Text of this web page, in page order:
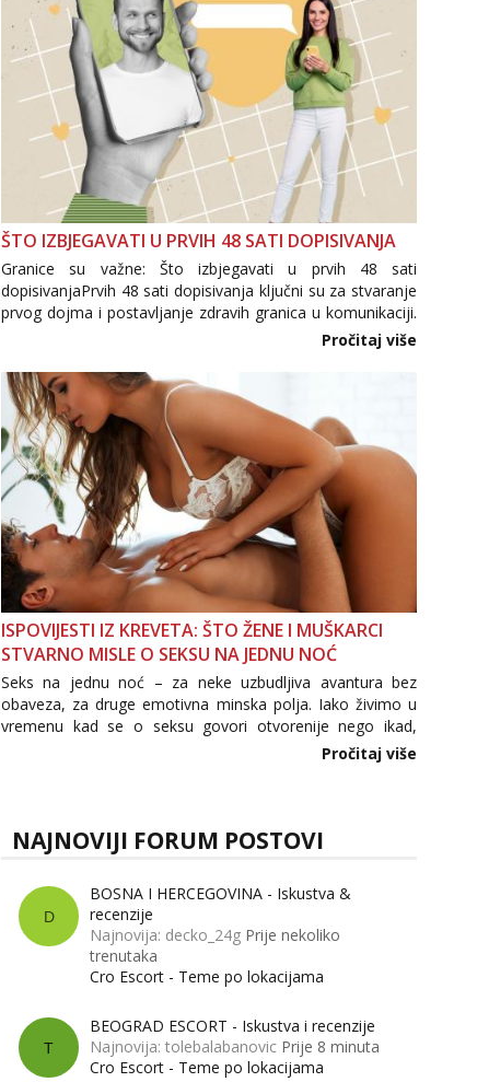
ŠTO IZBJEGAVATI U PRVIH 48 SATI DOPISIVANJA
Granice su važne: Što izbjegavati u prvih 48 sati
dopisivanjaPrvih 48 sati dopisivanja ključni su za stvaranje
prvog dojma i postavljanje zdravih granica u komunikaciji.
Važno je izbjeći prebrzo otkrivanje osobnih ili intimnih
informacija, jer nepoznata osoba još nije zaslužila to
povjerenje. Takođe...
Pročitaj više
ISPOVIJESTI IZ KREVETA: ŠTO ŽENE I MUŠKARCI
STVARNO MISLE O SEKSU NA JEDNU NOĆ
Seks na jednu noć – za neke uzbudljiva avantura bez
obaveza, za druge emotivna minska polja. Iako živimo u
vremenu kad se o seksu govori otvorenije nego ikad,
tema „jedne noći strasti“ i dalje izaziva burne rasprave. Što
Pročitaj više
NAJNOVIJI FORUM POSTOVI
D
BOSNA I HERCEGOVINA - Iskustva &
recenzije
Najnovija: decko_24g Prije nekoliko
trenutaka
Cro Escort - Teme po lokacijama
T
BEOGRAD ESCORT - Iskustva i recenzije
Najnovija: tolebalabanovic Prije 8 minuta
Cro Escort - Teme po lokacijama